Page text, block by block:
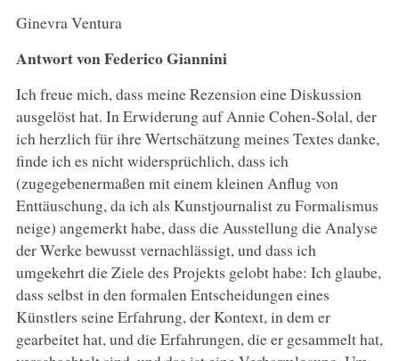
Ginevra Ventura
Antwort von Federico Giannini
Ich freue mich, dass meine Rezension eine Diskussion
ausgelöst hat. In Erwiderung auf Annie Cohen-Solal, der
ich herzlich für ihre Wertschätzung meines Textes danke,
finde ich es nicht widersprüchlich, dass ich
(zugegebenermaßen mit einem kleinen Anflug von
Enttäuschung, da ich als Kunstjournalist zu Formalismus
neige) angemerkt habe, dass die Ausstellung die Analyse
der Werke bewusst vernachlässigt, und dass ich
umgekehrt die Ziele des Projekts gelobt habe: Ich glaube,
dass selbst in den formalen Entscheidungen eines
Künstlers seine Erfahrung, der Kontext, in dem er
gearbeitet hat, und die Erfahrungen, die er gesammelt hat,